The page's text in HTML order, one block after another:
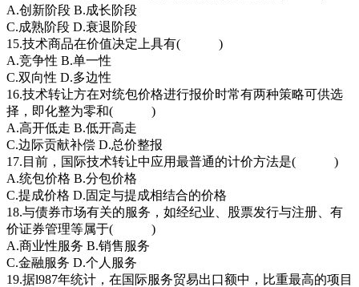
A.创新阶段 B.成长阶段
C.成熟阶段 D.衰退阶段
15.技术商品在价值决定上具有( )
A.竞争性 B.单一性
C.双向性 D.多边性
16.技术转让方在对统包价格进行报价时常有两种策略可供选
择，即化整为零和( )
A.高开低走 B.低开高走
C.边际贡献补偿 D.总价整报
17.目前，国际技术转让中应用最普通的计价方法是( )
A.统包价格 B.分包价格
C.提成价格 D.固定与提成相结合的价格
18.与债券市场有关的服务，如经纪业、股票发行与注册、有
价证券管理等属于( )
A.商业性服务 B.销售服务
C.金融服务 D.个人服务
19.据l987年统计，在国际服务贸易出口额中，比重最高的项目